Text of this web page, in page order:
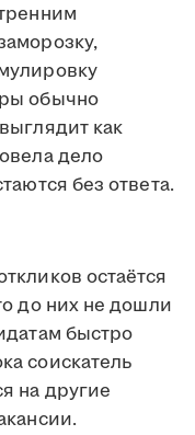
обычно
как
дело
без ответа.
остаётся
до них не дошли
быстро
соискатель
на другие